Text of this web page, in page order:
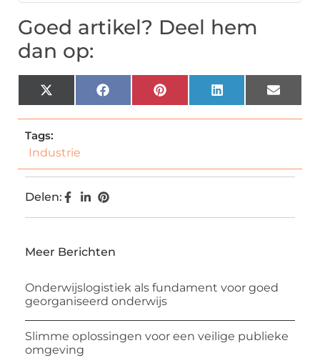
Goed artikel? Deel hem
dan op:
X
(Twitter)
FacebookPinterestLinkedIn Email
Tags:
Industrie
Delen:
Meer Berichten
Onderwijslogistiek als fundament voor goed
georganiseerd onderwijs
Slimme oplossingen voor een veilige publieke
omgeving